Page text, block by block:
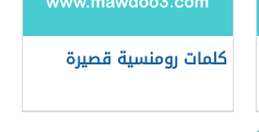
كلمات رومنسية قصيرة